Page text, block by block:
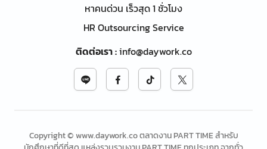
หาคนด่วน เร็วสุด 1 ชั่วโมง
HR Outsourcing Service
ติดต่อเรา:info@daywork.co
Copyright © www.daywork.co ตลาดงาน PART TIME สำหรับ